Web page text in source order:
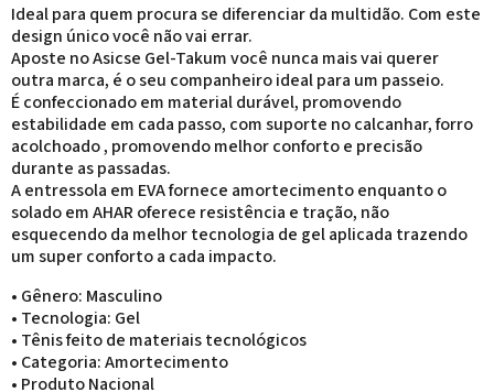
Ideal para quem procura se diferenciar da multidão. Com este
design único você não vai errar.
Aposte no Asicse Gel-Takum você nunca mais vai querer
outra marca, é o seu companheiro ideal para um passeio.
É confeccionado em material durável, promovendo
estabilidade em cada passo, com suporte no calcanhar, forro
acolchoado , promovendo melhor conforto e precisão
durante as passadas.
A entressola em EVA fornece amortecimento enquanto o
solado em AHAR oferece resistência e tração, não
esquecendo da melhor tecnologia de gel aplicada trazendo
um super conforto a cada impacto.
• Gênero: Masculino
• Tecnologia: Gel
• Tênis feito de materiais tecnológicos
• Categoria: Amortecimento
• Produto Nacional